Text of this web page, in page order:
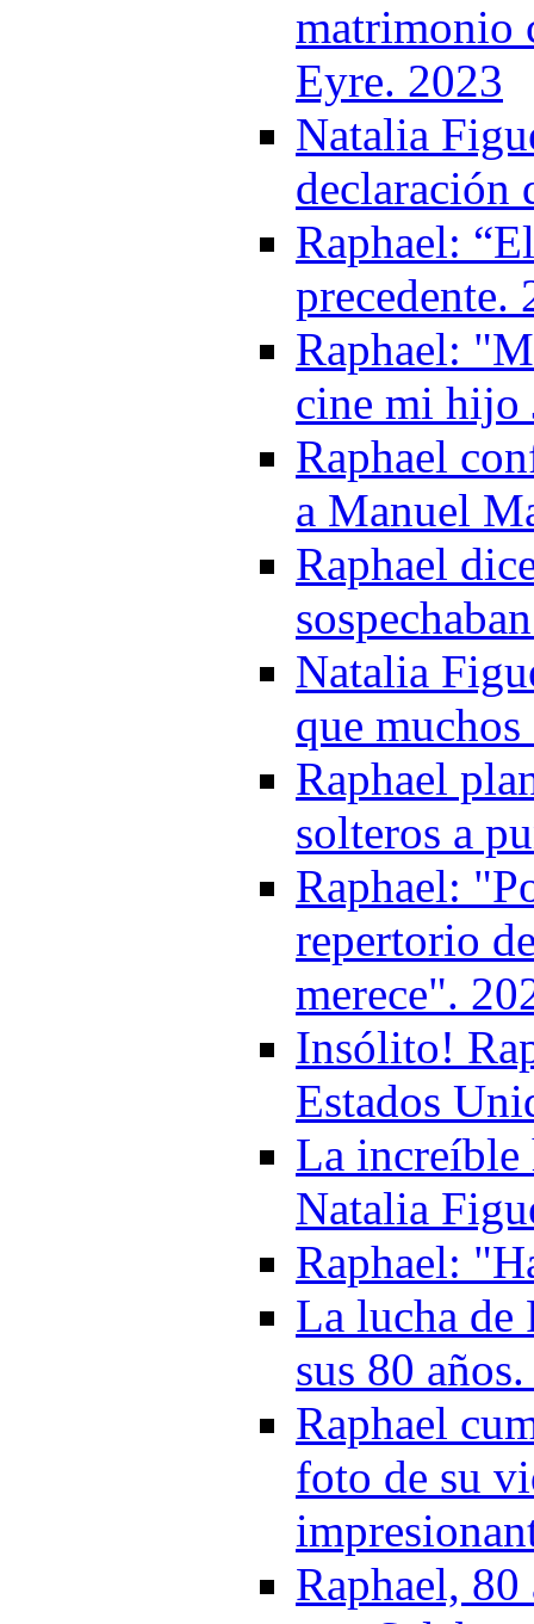
matrimonio
Eyre. 2023
Natalia
declaración
Raphael:
precedente.
Raphael:
cine mi hijo
Raphael
a Manuel
Raphael
Natalia
que
Raphael
solteros a
Raphael:
repertorio
merece".
Insólito!
Estados
La increíble
Natalia
Raphael:
La lucha de
sus 80
Raphael
foto de su
Raphael, 80